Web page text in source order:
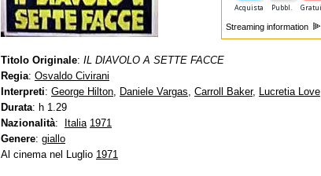
Streaming information
Titolo Originale: IL DIAVOLO A SETTE FACCE
Regia: Osvaldo Civirani
Interpreti: George Hilton, Daniele Vargas, Carroll Baker, Lucretia Love
Durata: h 1.29
Nazionalità: Italia 1971
Genere: giallo
Al cinema nel Luglio 1971